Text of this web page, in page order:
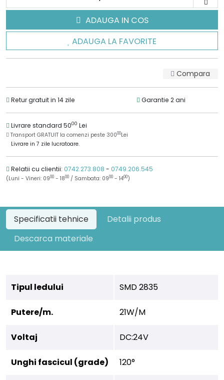
ADAUGA IN COS
ADAUGA LA FAVORITE
Compara
Retur gratuit in 14 zile Garantie 2 ani
Livrare standard 5000 Lei
Transport GRATUIT la comenzi peste 30000Lei
Livrare in 7 zile lucratoare.
Relatii cu clientii: 0742.273.808 - 0749.206.545
(Luni - Vineri: 0900 - 1800 / Sambata: 0900 - 1400)
Specificatii tehnice
Detalii produs
Descarca materiale
Tipul ledului SMD 2835
Putere/m. 21W/M
Voltaj DC:24V
Unghi fascicul (grade) 120°